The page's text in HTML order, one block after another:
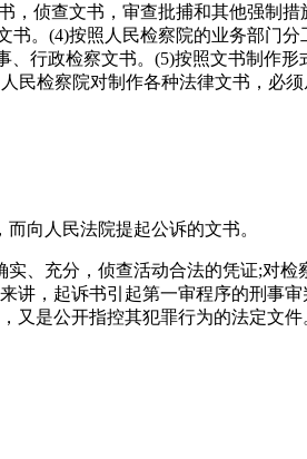
侦查文书，审查批捕和其他强制
。(4)按照人民检察院的业务部门
行政检察文书。(5)按照文书制作
检察院对制作各种法律文书，必
向人民法院提起公诉的文书。
、充分，侦查活动合法的凭证;对
，起诉书引起第一审程序的刑事
又是公开指控其犯罪行为的法定文件